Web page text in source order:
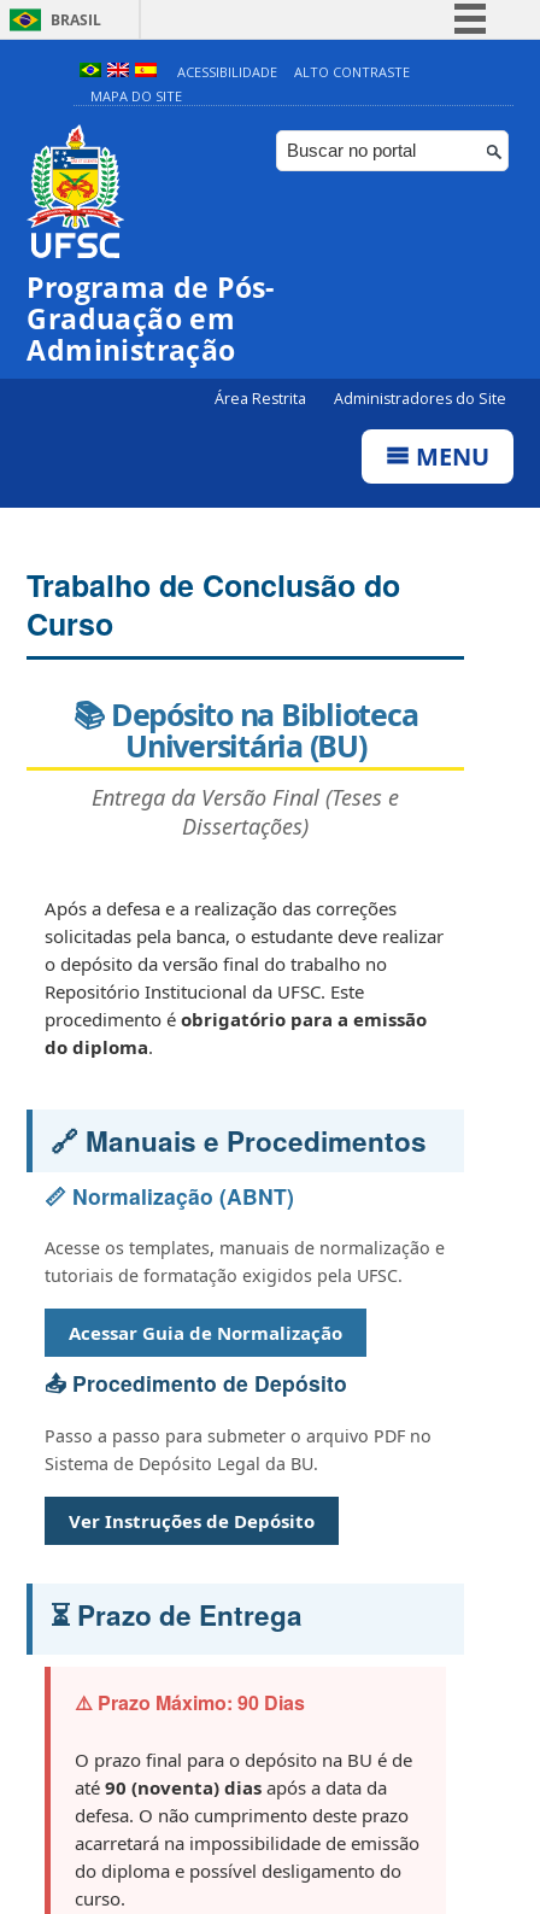
BRASIL
Simplifique!
Comunica BR
Participe
ACESSIBILIDADE
ALTO CONTRASTE
MAPA DO SITE
Programa de Pós-
Graduação em
Administração
Área Restrita Administradores do Site
MENU
Trabalho de Conclusão do
Curso
📚 Depósito na Biblioteca
Universitária (BU)
Entrega da Versão Final (Teses e
Dissertações)
Após a defesa e a realização das correções
solicitadas pela banca, o estudante deve realizar
o depósito da versão final do trabalho no
Repositório Institucional da UFSC. Este
procedimento éobrigatório para a emissão
do diploma.
🔗 Manuais e Procedimentos
📏 Normalização (ABNT)
Acesse os templates, manuais de normalização e
tutoriais de formatação exigidos pela UFSC.
Acessar Guia de Normalização
📤 Procedimento de Depósito
Passo a passo para submeter o arquivo PDF no
Sistema de Depósito Legal da BU.
Ver Instruções de Depósito
⏳ Prazo de Entrega
⚠️ Prazo Máximo: 90 Dias
O prazo final para o depósito na BU é de
até90 (noventa) dias após a data da
defesa. O não cumprimento deste prazo
acarretará na impossibilidade de emissão
do diploma e possível desligamento do
curso.